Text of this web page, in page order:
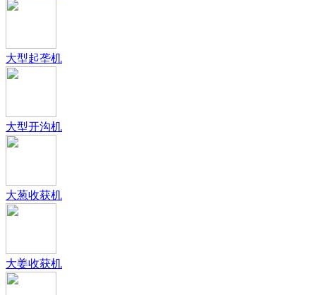
大型起垄机
大型开沟机
大葱收获机
大姜收获机